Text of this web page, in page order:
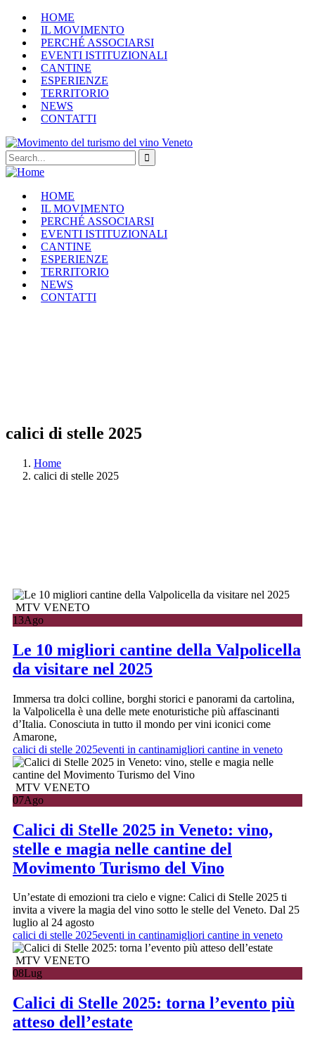
HOME
IL MOVIMENTO
PERCHÉ ASSOCIARSI
EVENTI ISTITUZIONALI
CANTINE
ESPERIENZE
TERRITORIO
NEWS
CONTATTI
HOME
IL MOVIMENTO
PERCHÉ ASSOCIARSI
EVENTI ISTITUZIONALI
CANTINE
ESPERIENZE
TERRITORIO
NEWS
CONTATTI
calici di stelle 2025
Home
calici di stelle 2025
MTV VENETO
13Ago
Le 10 migliori cantine della Valpolicella
da visitare nel 2025
Immersa tra dolci colline, borghi storici e panorami da cartolina,
la Valpolicella è una delle mete enoturistiche più affascinanti
d’Italia. Conosciuta in tutto il mondo per vini iconici come
Amarone,
calici di stelle 2025eventi in cantinamigliori cantine in veneto
MTV VENETO
07Ago
Calici di Stelle 2025 in Veneto: vino,
stelle e magia nelle cantine del
Movimento Turismo del Vino
Un’estate di emozioni tra cielo e vigne: Calici di Stelle 2025 ti
invita a vivere la magia del vino sotto le stelle del Veneto. Dal 25
luglio al 24 agosto
calici di stelle 2025eventi in cantinamigliori cantine in veneto
MTV VENETO
08Lug
Calici di Stelle 2025: torna l’evento più
atteso dell’estate